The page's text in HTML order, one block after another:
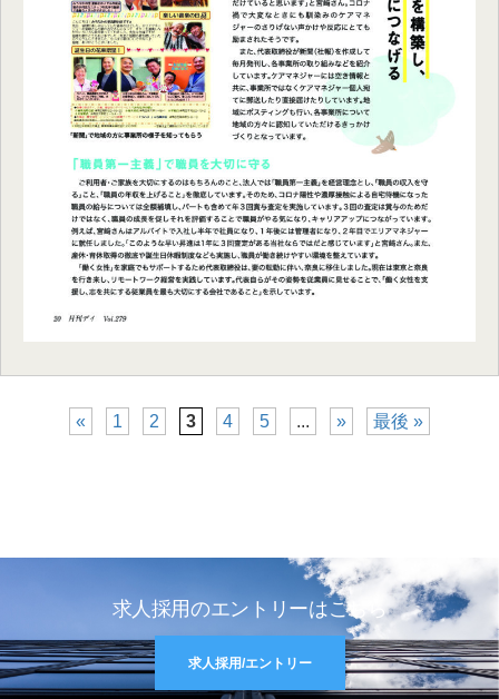
« 1 2 3 4 5 ... » 最後 »
求人採用のエントリーはこちら
求人採用/エントリー